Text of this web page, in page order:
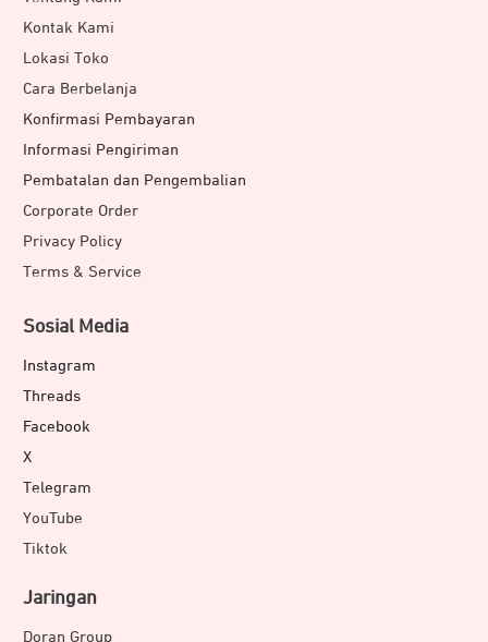
Kontak Kami
Lokasi Toko
Cara Berbelanja
Konfirmasi Pembayaran
Informasi Pengiriman
Pembatalan dan Pengembalian
Corporate Order
Privacy Policy
Terms & Service
Sosial Media
Instagram
Threads
Facebook
X
Telegram
YouTube
Tiktok
Jaringan
Doran Group